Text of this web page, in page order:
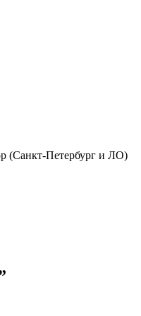
(Санкт-Петербург и ЛО)